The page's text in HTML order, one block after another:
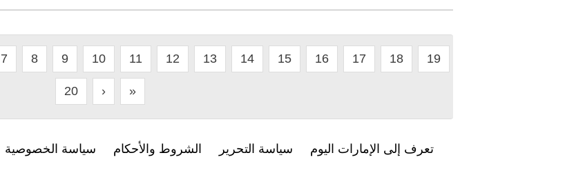
7 8 9 10 11 12 13 14 15 16 17 18 19
20 › »
تعرف إلى الإمارات اليوم سياسة التحرير الشروط والأحكام سياسة الخصوصية